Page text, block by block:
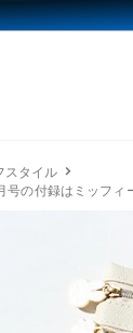
スタイル
の付録はミッフィ